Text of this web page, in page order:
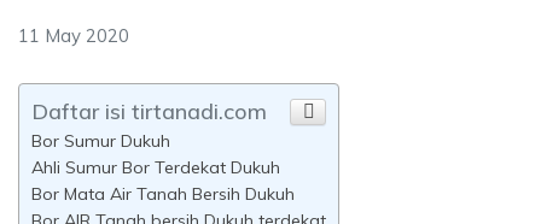
11 May 2020
Daftar isi tirtanadi.com
Bor Sumur Dukuh
Ahli Sumur Bor Terdekat Dukuh
Bor Mata Air Tanah Bersih Dukuh